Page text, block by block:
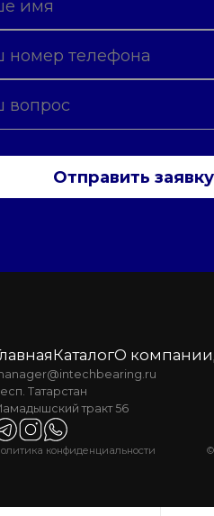
Отправить заявку
КаталогО компании
Татарстан
тракт 56
конфиденциальности